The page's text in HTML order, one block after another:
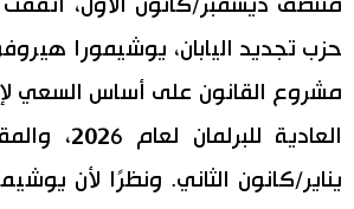
منتصف ديسمبر/كانون الأول،
حزب تجديد اليابان، يوشيمورا
مشروع القانون على أساس السعي
العادية
يناير/كانون الثاني. ونظرًا لأن